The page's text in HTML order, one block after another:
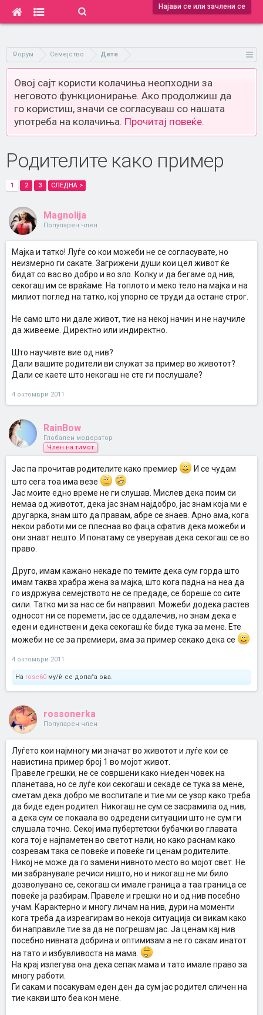
Најави се или зачлени се
Форум Семејство Дете
Овој сајт користи колачиња неопходни за
неговото функционирање. Ако продолжиш да
го користиш, значи се согласуваш со нашата
употреба на колачиња. Прочитај повеќе.
Родителите како пример
1 2 3 СЛЕДНА >
Magnolija
Популарен член
Мајка и татко! Луѓе со кои можеби не се согласувате, но
неизмерно ги сакате. Загрижени души кои цел живот ќе
бидат со вас во добро и во зло. Колку и да бегаме од нив,
секогаш им се враќаме. На топлото и меко тело на мајка и на
милиот поглед на татко, кој упорно се труди да остане строг.
Не само што ни дале живот, тие на некој начин и не научиле
да живееме. Директно или индиректно.
Што научивте вие од нив?
Дали вашите родители ви служат за пример во животот?
Дали се каете што некогаш не сте ги послушале?
4 октомври 2011
RainBow
Глобален модератор
Член на тимот
Јас па прочитав родителите како премиер
И се чудам
што сега тоа има везе
Јас моите едно време не ги слушав. Мислев дека поим си
немаа од животот, дека јас знам најдобро, јас знам која ми е
другарка, знам што да правам, абре се знаев. Арно ама, кога
некои работи ми се плеснаа во фаца сфатив дека можеби и
они знаат нешто. И понатаму се уверував дека секогаш се во
право.
Друго, имам кажано некаде по темите дека сум горда што
имам таква храбра жена за мајка, што кога падна на неа да
го издржува семејството не се предаде, се бореше со сите
сили. Татко ми за нас се би направил. Можеби додека растев
односот ни се поремети, јас се оддалечив, но знам дека е
еден и единствен и дека секогаш ќе биде тука за мене. Ете
можеби не се за премиери, ама за пример секако дека се
4 октомври 2011
На rose60 му/ѝ се допаѓа ова.
rossonerka
Популарен член
Луѓето кои најмногу ми значат во животот и луѓе кои се
навистина пример број 1 во мојот живот.
Правеле грешки, не се совршени како ниеден човек на
планетава, но се луѓе кои секогаш и секаде се тука за мене,
сметам дека добро ме воспитале и тие ми се узор како треба
да биде еден родител. Никогаш не сум се засрамила од нив,
а дека сум се покаала во одредени ситуации што не сум ги
слушала точно. Секој има пубертетски бубачки во главата
кога тој е најпаметен во светот нали, но како раснам како
созревам така се повеќе и повеќе ги ценам родителите.
Никој не може да го замени нивното место во мојот свет. Не
ми забранувале речиси ништо, но и никогаш не ми било
дозволувано се, секогаш си имале граница а таа граница се
повеќе ја разбирам. Правеле и грешки но и од нив посебно
учам. Карактерно и многу личам на нив, дури на моменти
кога треба да изреагирам во некоја ситуација си викам како
би направиле тие за да не погрешам јас. Ја ценам кај нив
посебно нивната добрина и оптимизам а не го сакам инатот
на тато и избувливоста на мама.
На крај излегува она дека сепак мама и тато имале право за
многу работи.
Ги сакам и посакувам еден ден да сум јас родител сличен на
тие какви што беа кон мене.